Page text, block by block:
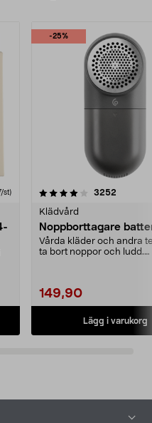
st)
-25%
3252
Klädvård
Noppborttagare
Vårda kläder och andra
ta bort noppor och ludd.
149,90
Lägg i varukorg
4.5av 5 stjärnor